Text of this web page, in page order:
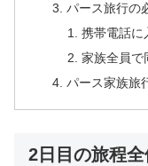
パース旅行の
携帯電話に
家族全員で
パース家族
2日目の旅程全